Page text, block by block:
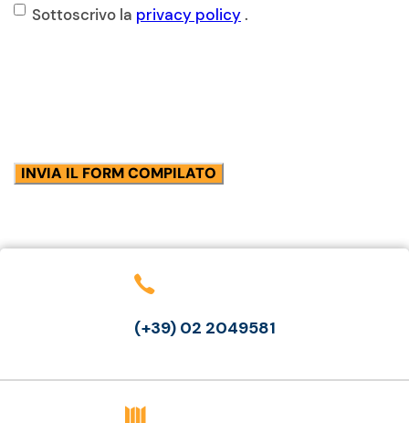
Sottoscrivo la privacy policy.
(+39) 02 2049581